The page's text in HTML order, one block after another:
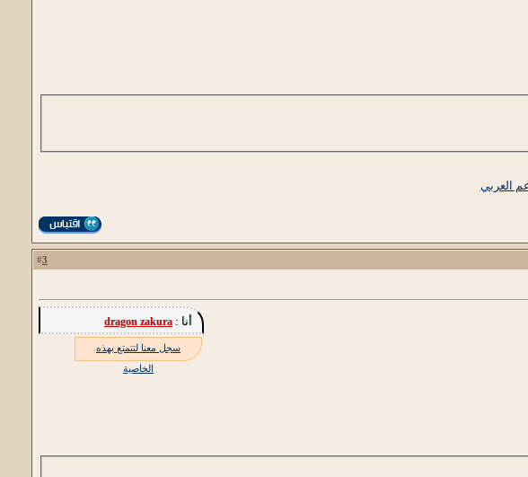
3
أنا :dragon zakura
سجل معنا لتتمتع بهذه
الخاصية